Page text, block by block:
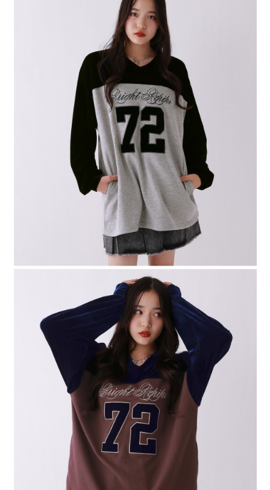
1.分期款項不併入電信帳單，「大哥付你分期」於每月結算日後寄送繳費提
2.透過簡訊連結打開帳單後，可選擇「超商條碼／台灣大直營門市／銀行轉
帳／街口支付／iPASS MONEY」等通路繳費。
1.本服務係由「台灣大哥大股份有限公司」（以下簡稱本公司）所提供，讓
用戶於交易時，得透過本服務購買商品或服務，並由商店將買賣／分期付款
買賣價金債權讓與本公司後，依約使用本公司帳單繳交帳款。
2.基於同意付款使用「大哥付你分期」之契約關係目的，商店將以您的個人
資料（包含姓名、電話或地址）提供予台灣大哥大進項蒐集、處理及利用，
由本公司與您本人進行分期帳單所需資料之確認、核對及更正。
3.完整用戶服務條款，請詳閱以下連結：
https://oppay.tw/userRule
【「AFTEE先享後付」結帳流程】
１．於結帳方式選擇「AFTEE先享後付」後，將跳轉至「AFTEE先享後付」
結帳頁面，進行簡訊認證並確認金額後，即可完成結帳。
２．訂單成立數日內，您將收到繳費通知簡訊。
３．收到繳費通知簡訊後14天內，點擊此簡訊中的連結，可透過四大超商／
ATM／網路銀行／等多元方式進行付款，方視為交易完成。
※ 請注意：結帳手續完成當下不需立刻繳費，但若您需要取消訂單，請聯絡
購買商品的店家。未經商家同意取消之訂單仍視為有效，需透過AFTEE先享
後付繳納相關費用。
※ 交易是否成功請以「AFTEE先享後付 」之結帳頁面顯示為準，若有關於
是否繳費成功／繳費後需取消欲退款等相關疑問，請聯繫「AFTEE先享後付
https://netprotections.freshdesk.com/support/home
１．透過由恩沛科技股份有限公司提供之「AFTEE先享後付」服務完成之交
易，需依本服務之必要範圍內提供個人資料，並將交易相關給付款項請求債
權轉讓予恩沛科技股份有限公司。
２．關於個人資料處理事宜，請瀏覽以下網址：
https://aftee.tw/terms/#terms3
３．未成年的使用者請事先徵得法定代理人或監護人之同意方可使用
「AFTEE先享後付」，若未經同意申辦者引起之損失，本公司不負相關責
４．使用「AFTEE先享後付」時，將依據個別帳號之用戶狀況，依本公司即
時審查核予不同之上限額度；若仍有額度不足之情形，本公司將視審查結果
請求用戶進行身份認證。
５．嚴禁一人註冊多個帳號或使用他人資訊註冊。若發現惡意使用之情形，
恩沛科技股份有限公司將有權停止該用戶之使用額度並採取法律行動。
每筆NT$80，滿NT$888(含以上)免運費
每筆NT$80，滿NT$1,500(含以上)免運費
每筆NT$80，滿NT$1,500(含以上)免運費
每筆NT$80，滿NT$1,500(含以上)免運費